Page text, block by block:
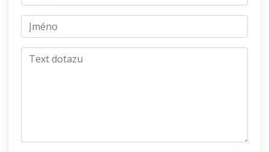
jmeno
Text dotazu